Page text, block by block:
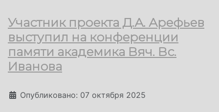
Участник проекта Д.А. Арефьев
выступил на конференции
памяти академика Вяч. Вс.
Иванова
Информация о материале
Опубликовано: 07 октября 2025